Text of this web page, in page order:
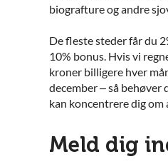
biografture og andre
De fleste steder får du
10% bonus. Hvis vi
kroner billigere hver
december – så behøver
kan koncentrere dig om
Meld dig